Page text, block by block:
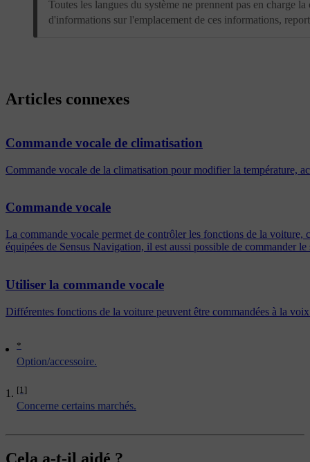
Toutes les langues du système ne prennent pas en charge
d'informations sur l'emplacement de ces informations,
*
Option/accessoire.
[1]
Concerne certains marchés.
Articles connexes
Commande vocale de climatisation
Commande vocale de la climatisation pour modifier la température,
Commande vocale
La commande vocale permet de contrôler les fonctions de la
équipées de Sensus Navigation, il est aussi possible de commander
Utiliser la commande vocale
Différentes fonctions de la voiture peuvent être commandées à la